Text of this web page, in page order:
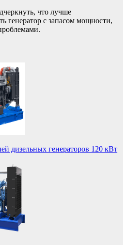
что лучше
генератор с запасом мощности,
дизельных генераторов 120 кВт